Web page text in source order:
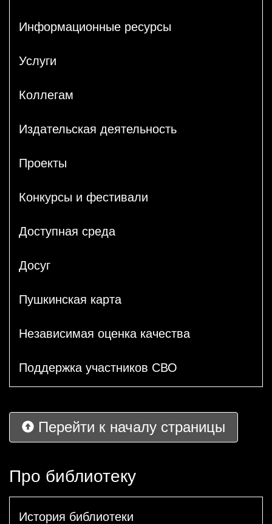
Информационные ресурсы
Услуги
Коллегам
Издательская деятельность
Проекты
Конкурсы и фестивали
Доступная среда
Досуг
Пушкинская карта
Независимая оценка качества
Поддержка участников СВО
Перейти к началу страницы
Про библиотеку
История библиотеки